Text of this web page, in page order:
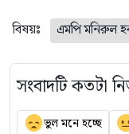
বিষয়ঃ এমপি মনিরুল
সংবাদটি কতটা
ভুল মনে হচ্ছে